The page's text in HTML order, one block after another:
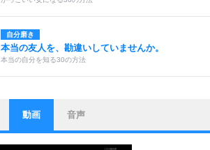
自分磨き
本当の友人を、勘違いしていませんか。
本当の自分を知る30の方法
ストレス対策
他人と比べない。
いっそのこと、他人を見ない。
動画 音声